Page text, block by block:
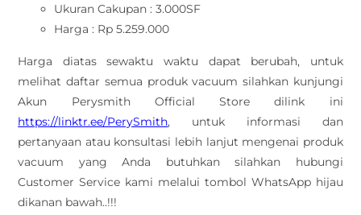
Ukuran Cakupan : 3.000SF
Harga : Rp 5.259.000
Harga diatas sewaktu waktu dapat berubah, untuk
melihat daftar semua produk vacuum silahkan kunjungi
Akun Perysmith Official Store dilink ini
https://linktr.ee/PerySmith, untuk informasi dan
pertanyaan atau konsultasi lebih lanjut mengenai produk
vacuum yang Anda butuhkan silahkan hubungi
Customer Service kami melalui tombol WhatsApp hijau
dikanan bawah..!!!